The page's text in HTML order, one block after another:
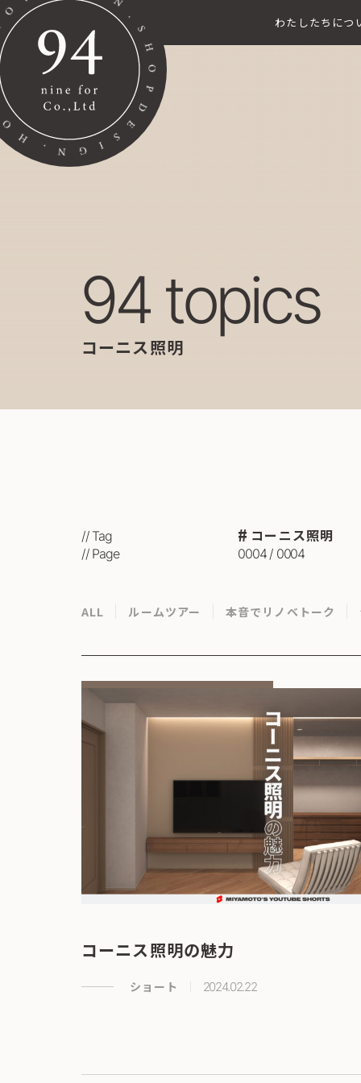
わたしたちにつ
94 topics
コーニス照明
// Tag コーニス照明
// Page 0004 / 0004
ALL ルームツアー 本音でリノベトーク
コーニス照明の魅力
ショート 2024.02.22